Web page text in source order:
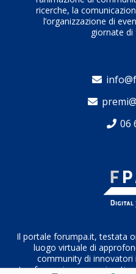
servizio nell’Ente.E mi
solitudini possano essere
parola ed un sorriso.La
smartworking ha
richiudendo in se’ tante
come Responsabile del
indispensabile avviare
tornare ad interagire in
lavorativa anche per chi
agile.“Il concetto chiave
connessi,si è soli.”
ricerche, la
l’organizzazione di
giornate di
06
Il portale forumpa.it, testata
luogo virtuale di
community di innovatori
trasformazione